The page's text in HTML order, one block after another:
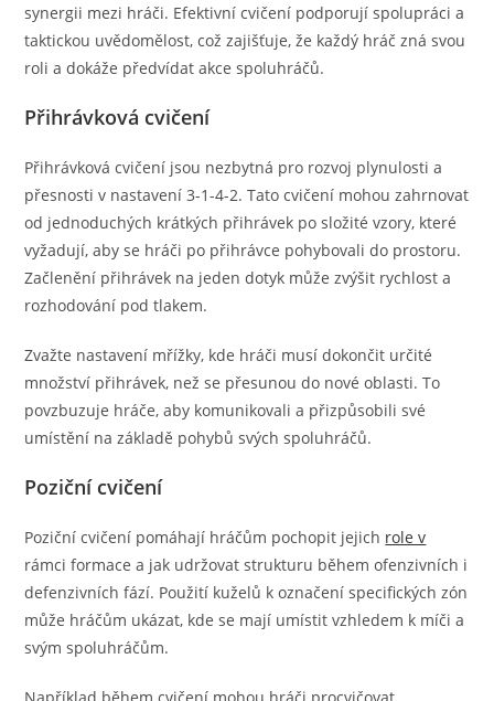
synergii mezi hráči. Efektivní cvičení podporují spolupráci a
taktickou uvědomělost, což zajišťuje, že každý hráč zná svou
roli a dokáže předvídat akce spoluhráčů.
Přihrávková cvičení
Přihrávková cvičení jsou nezbytná pro rozvoj plynulosti a
přesnosti v nastavení 3-1-4-2. Tato cvičení mohou zahrnovat
od jednoduchých krátkých přihrávek po složité vzory, které
vyžadují, aby se hráči po přihrávce pohybovali do prostoru.
Začlenění přihrávek na jeden dotyk může zvýšit rychlost a
rozhodování pod tlakem.
Zvažte nastavení mřížky, kde hráči musí dokončit určité
množství přihrávek, než se přesunou do nové oblasti. To
povzbuzuje hráče, aby komunikovali a přizpůsobili své
umístění na základě pohybů svých spoluhráčů.
Poziční cvičení
Poziční cvičení pomáhají hráčům pochopit jejich role v
rámci formace a jak udržovat strukturu během ofenzivních i
defenzivních fází. Použití kuželů k označení specifických zón
může hráčům ukázat, kde se mají umístit vzhledem k míči a
svým spoluhráčům.